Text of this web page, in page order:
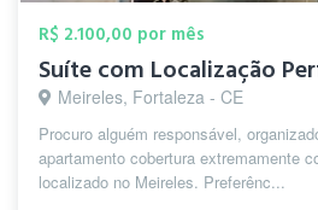
R$ 2.100,00 por mês
Suíte com Localização
Meireles, Fortaleza - CE
Procuro alguém responsável,
apartamento cobertura extremamente
localizado no Meireles. Preferênc...